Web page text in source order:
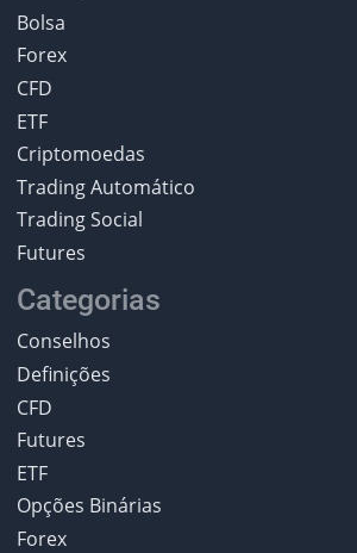
Bolsa
Forex
CFD
ETF
Criptomoedas
Trading Automático
Trading Social
Futures
Categorias
Conselhos
Definições
CFD
Futures
ETF
Opções Binárias
Forex